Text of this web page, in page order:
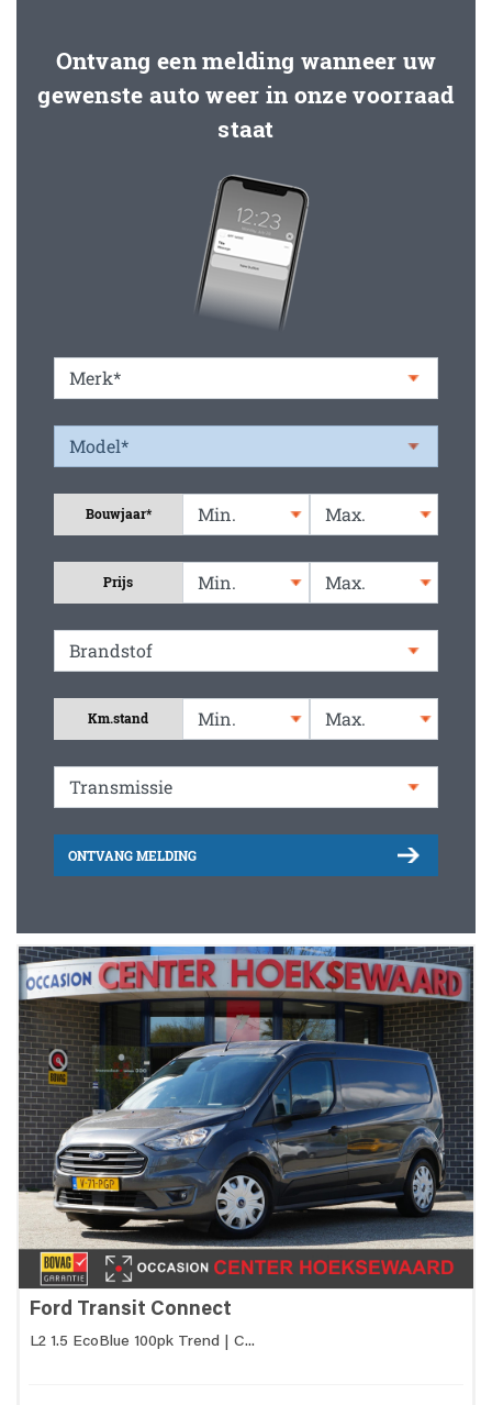
Ontvang een melding wanneer uw
gewenste auto weer in onze voorraad
staat
Bouwjaar*
Prijs
Km.stand
ONTVANG MELDING
Ford Transit Connect
L2 1.5 EcoBlue 100pk Trend | C...